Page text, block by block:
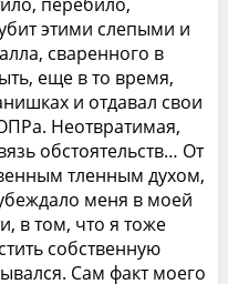
этими слепыми и
сваренного в
еще в то время,
и отдавал свои
Неотвратимая,
обстоятельств… От
тленным духом,
меня в моей
в том, что я тоже
собственную
Сам факт моего